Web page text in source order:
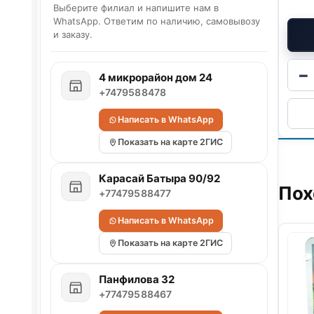
−
Выберите филиал и напишите нам в
WhatsApp. Ответим по наличию, самовывозу
и заказу.
4 микрорайон дом 24
+7479588478
Написать в WhatsApp
Показать на карте 2ГИС
Карасай Батыра 90/92
+77479588477
Написать в WhatsApp
Показать на карте 2ГИС
Панфилова 32
+77479588467